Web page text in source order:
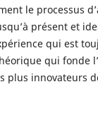
le processus
présent et
qui est
qui fonde
plus innovateurs